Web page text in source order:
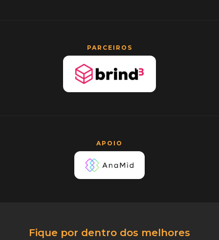
PARCEIROS
APOIO
Fique por dentro dos melhores